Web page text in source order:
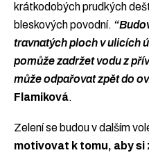
krátkodobých prudkých
bleskových povodní.
travnatých ploch v ulicích
pomůže zadržet vodu z
může odpařovat zpět do
Flamiková.
Zelení se budou v dalším
motivovat k tomu, aby